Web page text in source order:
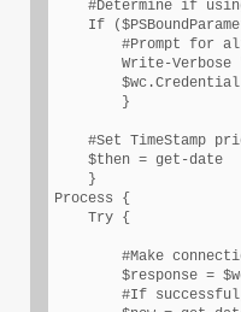
#Determine if
If
#Prompt for
Write-Verbose
        }
#Set TimeStamp
    $then = get-date
    }
Process {
    Try {
#Make
$response =
#If